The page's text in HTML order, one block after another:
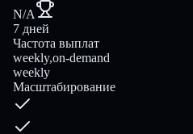
N/A
7 дней
Частота выплат
weekly,on-demand
weekly
Масштабирование